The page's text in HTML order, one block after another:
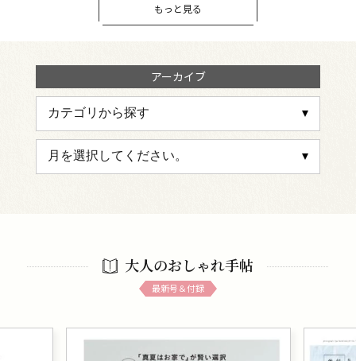
もっと見る
アーカイブ
大人のおしゃれ手帖
最新号＆付録